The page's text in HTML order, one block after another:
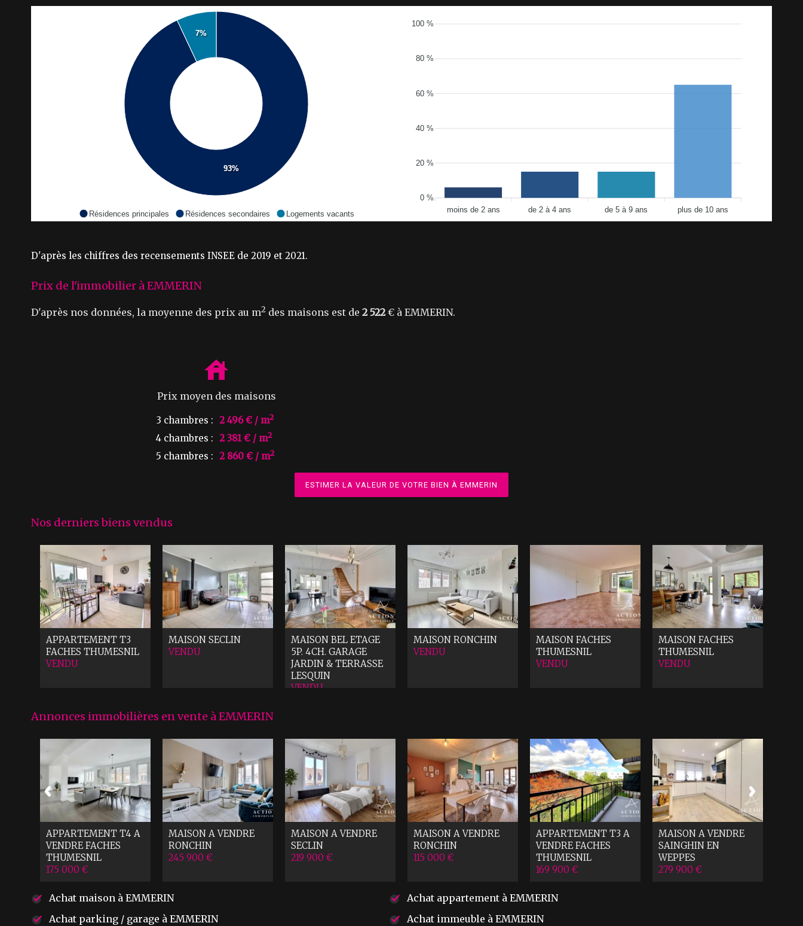
93%
7%
Résidences principales Résidences secondaires Logements vacants
100 %
80 %
60 %
40 %
20 %
0 %
moins de 2 ans
de 2 à 4 ans de 5 à 9 ans plus de 10 ans
D'après les chiffres des recensements INSEE de 2019 et 2021.
Prix de l'immobilier à EMMERIN
D'après nos données, la moyenne des prix au m2 des maisons est de 2 522€ à EMMERIN.
Prix moyen des maisons
3 chambres : 2 496 € / m2
4 chambres : 2 381 € / m2
5 chambres : 2 860 € / m2
ESTIMER LA VALEUR DE VOTRE BIEN À EMMERIN
Nos derniers biens vendus
APPARTEMENT T3
FACHES THUMESNIL
VENDU
MAISON SECLIN
VENDU
MAISON BEL ETAGE
5P. 4CH. GARAGE
JARDIN & TERRASSE
LESQUIN
VENDU
MAISON RONCHIN
VENDU
MAISON FACHES
THUMESNIL
VENDU
MAISON FACHES
THUMESNIL
VENDU
Annonces immobilières en vente à EMMERIN
APPARTEMENT T4 A
VENDRE FACHES
THUMESNIL
175 000 €
MAISON A VENDRE
RONCHIN
245 900 €
MAISON A VENDRE
SECLIN
219 900 €
MAISON A VENDRE
RONCHIN
115 000 €
APPARTEMENT T3 A
VENDRE FACHES
THUMESNIL
169 900 €
MAISON A VENDRE
SAINGHIN EN
WEPPES
279 900 €
Achat maison à EMMERIN
Achat appartement à EMMERIN
Achat parking / garage à EMMERIN
Achat immeuble à EMMERIN